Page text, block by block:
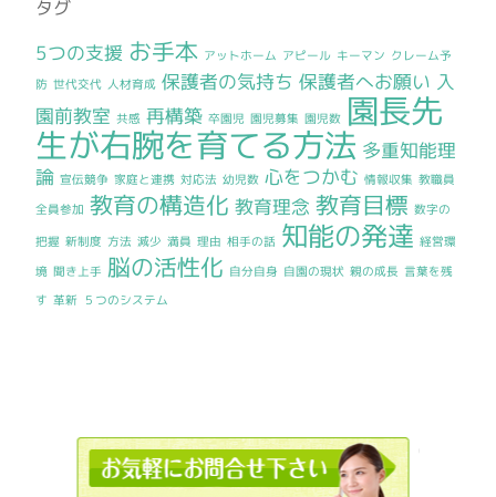
タグ
5つの支援 お手本 アットホーム アピール キーマン クレーム予
防 世代交代 人材育成 保護者の気持ち 保護者へお願い 入
園前教室 共感 再構築 卒園児 園児募集 園児数 園長先
生が右腕を育てる方法 多重知能理
論 宣伝競争 家庭と連携 対応法 幼児数 心をつかむ 情報収集 教職員
全員参加 教育の構造化 教育理念 教育目標 数字の
把握 新制度 方法 減少 満員 理由 相手の話 知能の発達 経営環
境 聞き上手 脳の活性化 自分自身 自園の現状 親の成長 言葉を残
す 革新 ５つのシステム